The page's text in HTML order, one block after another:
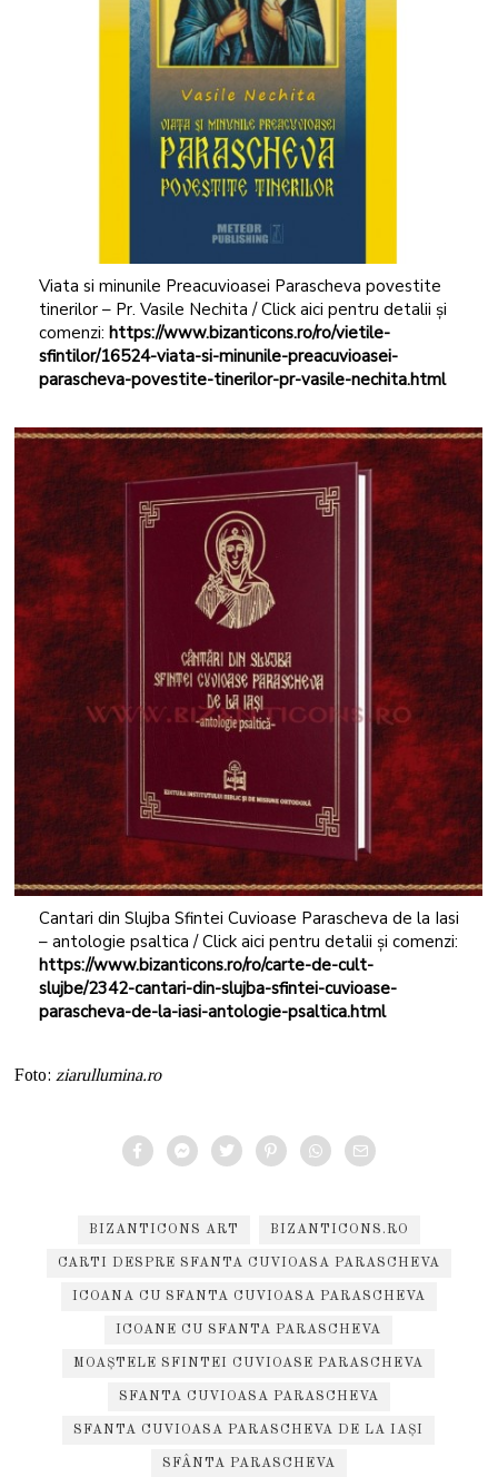
Viata si minunile Preacuvioasei Parascheva povestite
tinerilor – Pr. Vasile Nechita / Click aici pentru detalii și
comenzi: https://www.bizanticons.ro/ro/vietile-
sfintilor/16524-viata-si-minunile-preacuvioasei-
parascheva-povestite-tinerilor-pr-vasile-nechita.html
Cantari din Slujba Sfintei Cuvioase Parascheva de la Iasi
– antologie psaltica / Click aici pentru detalii și comenzi:
https://www.bizanticons.ro/ro/carte-de-cult-
slujbe/2342-cantari-din-slujba-sfintei-cuvioase-
parascheva-de-la-iasi-antologie-psaltica.html
Foto: ziarullumina.ro
BIZANTICONS ART BIZANTICONS.RO
CARTI DESPRE SFANTA CUVIOASA PARASCHEVA
ICOANA CU SFANTA CUVIOASA PARASCHEVA
ICOANE CU SFANTA PARASCHEVA
MOAȘTELE SFINTEI CUVIOASE PARASCHEVA
SFANTA CUVIOASA PARASCHEVA
SFANTA CUVIOASA PARASCHEVA DE LA IAȘI
SFÂNTA PARASCHEVA